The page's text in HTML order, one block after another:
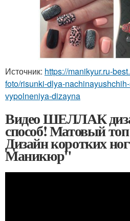
Источник: https://manikyur.ru-
foto/risunki-dlya-
vypolneniya-dizayna
Видео ШЕЛЛАК
способ! Матовый
Дизайн коротких
Маникюр"